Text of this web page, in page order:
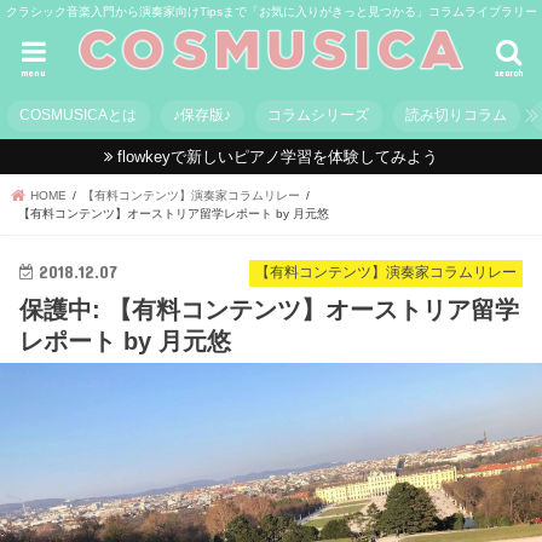
クラシック音楽入門から演奏家向けTipsまで「お気に入りがきっと見つかる」コラムライブラリー
search
menu
COSMUSICAとは ♪保存版♪ コラムシリーズ 読み切りコラム
flowkeyで新しいピアノ学習を体験してみよう
HOME
【有料コンテンツ】演奏家コラムリレー
【有料コンテンツ】オーストリア留学レポート by 月元悠
【有料コンテンツ】演奏家コラムリレー
2018.12.07
保護中: 【有料コンテンツ】オーストリア留学
レポート by 月元悠